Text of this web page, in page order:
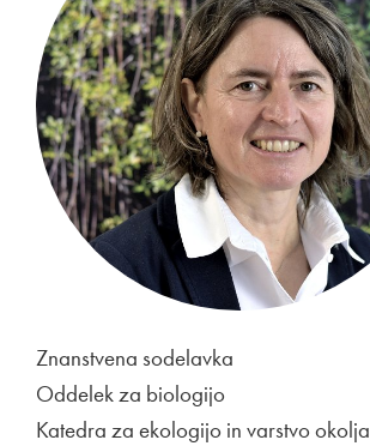
Znanstvena sodelavka
Oddelek za biologijo
Katedra za ekologijo in varstvo okolja